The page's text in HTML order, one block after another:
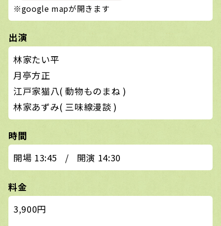
※google mapが開きます
出演
林家たい平
月亭方正
江戸家猫八( 動物ものまね )
林家あずみ( 三味線漫談 )
時間
開場 13:45
/ 開演 14:30
料金
3,900円